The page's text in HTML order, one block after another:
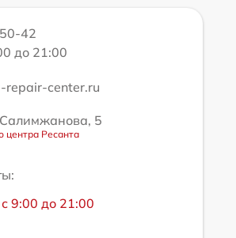
42
до 21:00
repair-center.ru
5
центра Ресанта
9:00 до 21:00